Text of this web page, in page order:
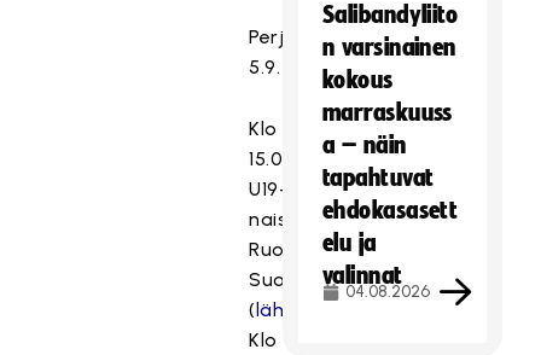
Perjantai
5.9.
Klo
15.00
U19-
naiset
Ruotsi–
Suomi
(lähetykseen
Klo
Salibandyliito
n varsinainen
kokous
marraskuuss
a – näin
tapahtuvat
ehdokasasett
elu ja
valinnat
04.08.2026